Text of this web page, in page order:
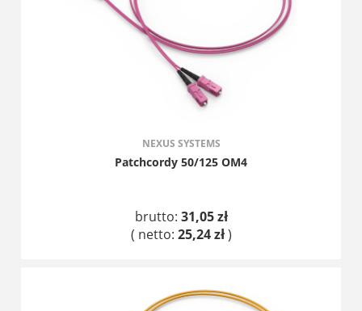
NEXUS SYSTEMS
Patchcordy 50/125 OM4
brutto: 31,05 zł
( netto: 25,24 zł)